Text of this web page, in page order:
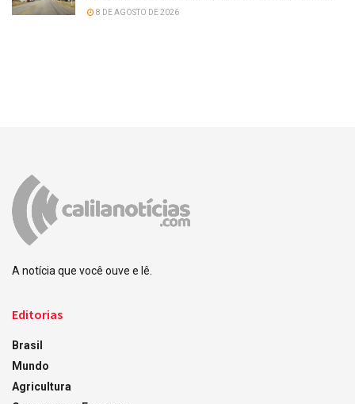
8 DE AGOSTO DE 2026
A notícia que você ouve e lê.
Editorias
Brasil
Mundo
Agricultura